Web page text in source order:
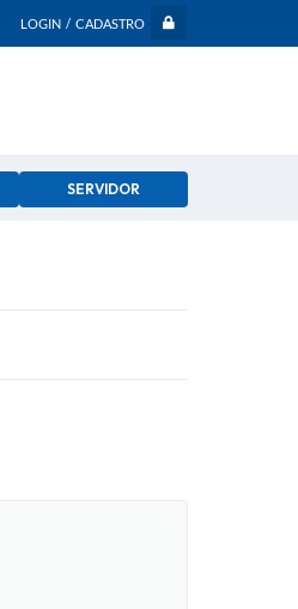
LOGIN / CADASTRO
SERVIDOR